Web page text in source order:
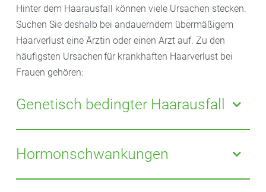
Hinter dem Haarausfall können viele Ursachen stecken.
Suchen Sie deshalb bei andauerndem übermäßigem
Haarverlust eine Ärztin oder einen Arzt auf. Zu den
häufigsten Ursachen für krankhaften Haarverlust bei
Frauen gehören:
Genetisch bedingter Haarausfall
Unabhängig vom Geschlecht leiden 90 Prozent aller
Betroffenen unter erblichem oder anlagebedingtem
Haarausfall. Hatten die Mutter und/oder die
Großmutter ebenfalls Haarausfall? Ja, dann ist diese
Hormonschwankungen
Geraten Hormone aus der Balance, kann das zum